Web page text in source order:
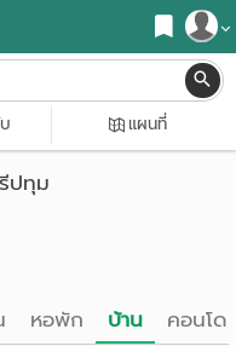
บ แผนที่
ปทุม
หอพัก บ้าน คอนโด